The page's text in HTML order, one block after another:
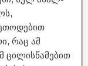
რაც ამ
ცილისწამებით